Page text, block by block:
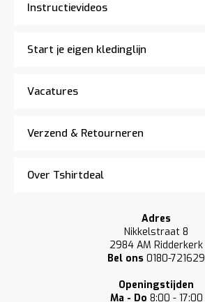
Instructievideos
Start je eigen kledinglijn
Vacatures
Verzend & Retourneren
Over Tshirtdeal
Adres
Nikkelstraat 8
2984 AM Ridderkerk
Bel ons 0180-721629
Openingstijden
Ma - Do 8:00 - 17:00